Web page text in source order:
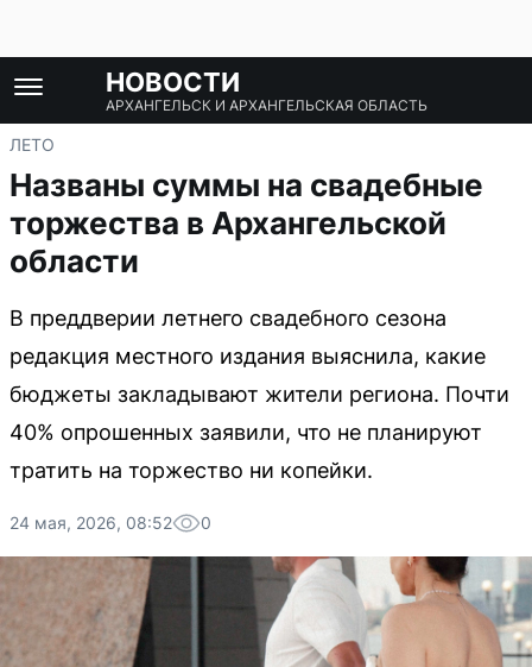
НОВОСТИ
АРХАНГЕЛЬСК И АРХАНГЕЛЬСКАЯ ОБЛАСТЬ
ЛЕТО
Названы суммы на свадебные
торжества в Архангельской
области
В преддверии летнего свадебного сезона
редакция местного издания выяснила, какие
бюджеты закладывают жители региона. Почти
40% опрошенных заявили, что не планируют
тратить на торжество ни копейки.
24 мая, 2026, 08:52 0